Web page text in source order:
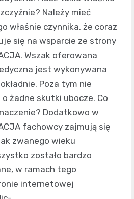
Należy mieć
właśnie czynnika, że coraz
się na wsparcie ze strony
Wszak oferowana
jest wykonywana
Poza tym nie
żadne skutki ubocze. Co
Dodatkowo w
fachowcy zajmują się
zwanego wieku
zostało bardzo
w ramach tego
internetowej